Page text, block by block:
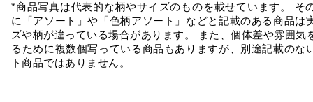
*商品写真は代表的な柄やサイズのものを載せています。 そ
に「アソート」や「色柄アソート」などと記載のある商品は
ズや柄が違っている場合があります。 また、個体差や雰囲気
るために複数個写っている商品もありますが、別途記載のな
ト商品ではありません。